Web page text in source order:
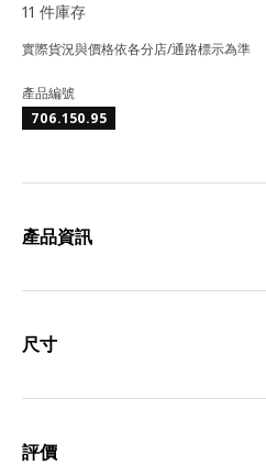
11 件庫存
實際貨況與價格依各分店/通路標示為準
產品編號
706.150.95
產品資訊
尺寸
評價